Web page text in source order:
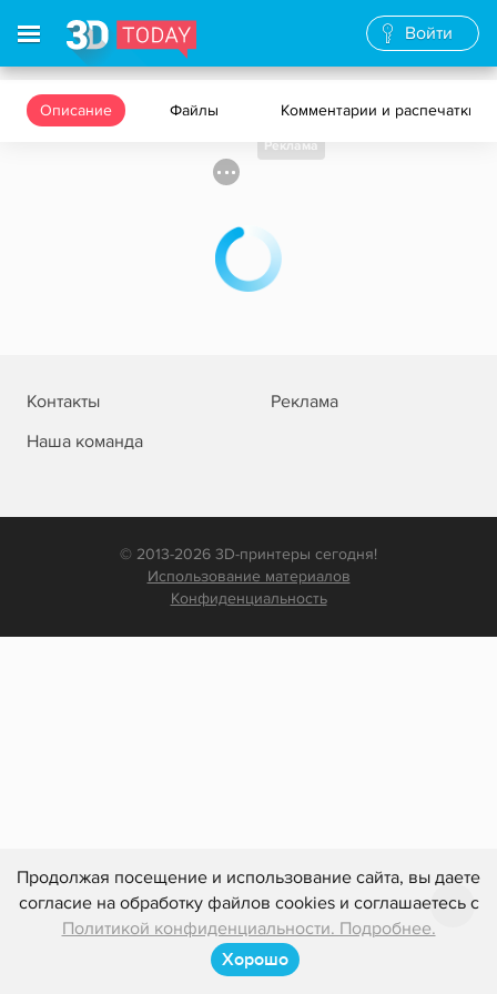
Продолжая посещение и использование сайта, вы даете
согласие на обработку файлов cookies и соглашаетесь с
Политикой конфиденциальности. Подробнее.
Хорошо
Войти
Описание Файлы Комментарии и распечатки
Реклама
Контакты
Реклама
Наша команда
© 2013-2026 3D-принтеры сегодня!
Использование материалов
Конфиденциальность